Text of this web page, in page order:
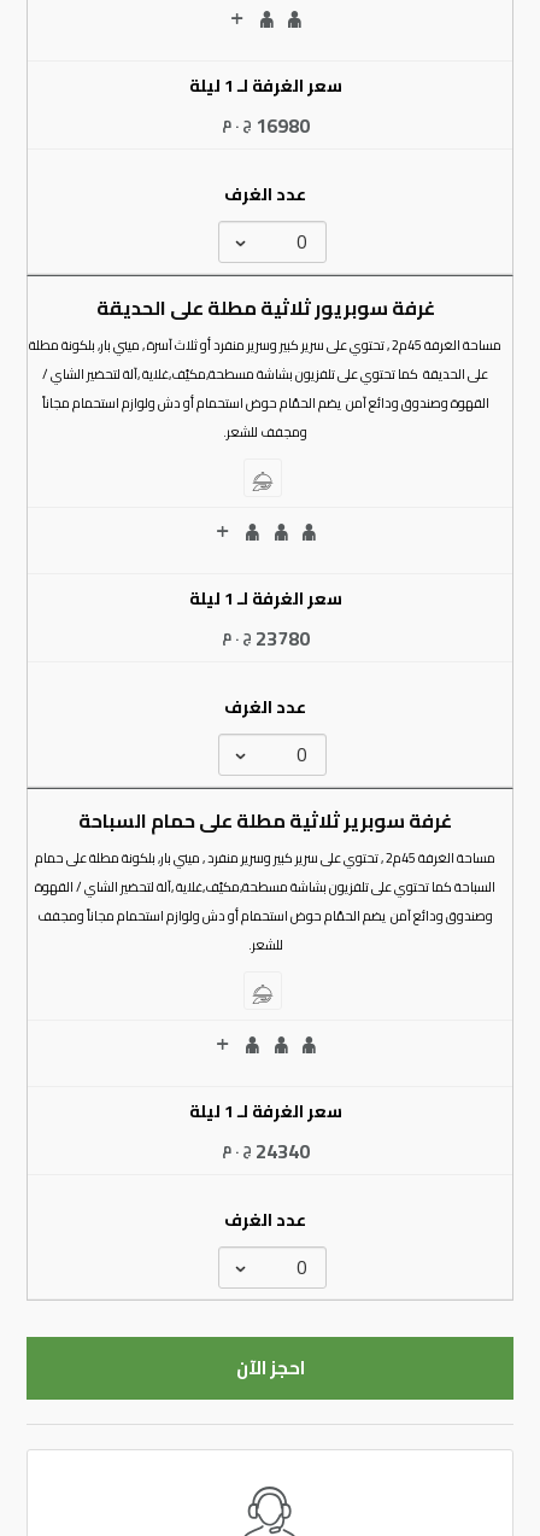
سعر الغرفة لـ 1 ليلة
16980 ج . م
عدد الغرف
غرفة سوبريور ثلاثية مطلة على الحديقة
مساحة الغرفة 45م2 , تحتوي على سرير كبير وسرير منفرد أو ثلاث آسرة , ميني بار, بلكونة مطلة
على الحديقة كما تحتوي على تلفزيون بشاشة مسطحة,مكيّف,غلاية ,آلة لتحضير الشاي /
القهوة وصندوق ودائع آمن يضم الحمّام حوض استحمام أو دش ولوازم استحمام مجاناً
ومجفف للشعر.
سعر الغرفة لـ 1 ليلة
23780 ج . م
عدد الغرف
غرفة سوبرير ثلاثية مطلة على حمام السباحة
مساحة الغرفة 45م2 , تحتوي على سرير كبير وسرير منفرد , ميني بار, بلكونة مطلة على حمام
السباحة كما تحتوي على تلفزيون بشاشة مسطحة,مكيّف,غلاية ,آلة لتحضير الشاي / القهوة
وصندوق ودائع آمن يضم الحمّام حوض استحمام أو دش ولوازم استحمام مجاناً ومجفف
للشعر.
سعر الغرفة لـ 1 ليلة
24340 ج . م
عدد الغرف
احجز الآن